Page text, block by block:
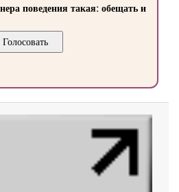
поведения такая: обещать и